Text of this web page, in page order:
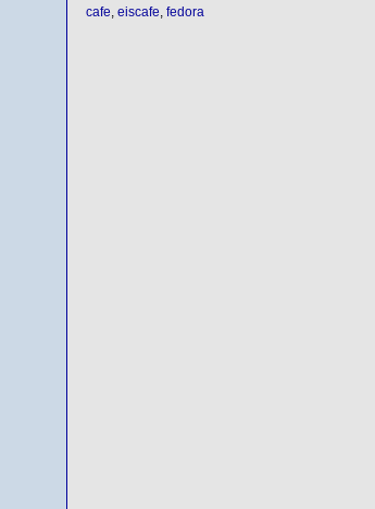
cafe eiscafe fedora